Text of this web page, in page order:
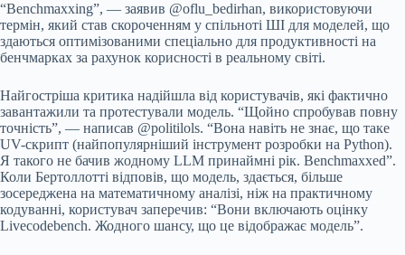
“Benchmaxxing”, — заявив @oflu_bedirhan, використовуючи
термін, який став скороченням у спільноті ШІ для моделей, що
здаються оптимізованими спеціально для продуктивності на
бенчмарках за рахунок корисності в реальному світі.
Найгостріша критика надійшла від користувачів, які фактично
завантажили та протестували модель. “Щойно спробував повну
точність”, — написав @politilols. “Вона навіть не знає, що таке
UV-скрипт (найпопулярніший інструмент розробки на Python).
Я такого не бачив жодному LLM принаймні рік. Benchmaxxed”.
Коли Бертоллотті відповів, що модель, здається, більше
зосереджена на математичному аналізі, ніж на практичному
кодуванні, користувач заперечив: “Вони включають оцінку
Livecodebench. Жодного шансу, що це відображає модель”.